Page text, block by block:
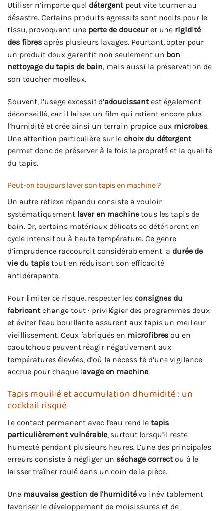
Utiliser n’importe quel détergentpeut vite tourner au
désastre. Certains produits agressifs sont nocifs pour le
tissu, provoquant une perte de douceuret une rigidité
des fibres après plusieurs lavages. Pourtant, opter pour
un produit doux garantit non seulement un bon
nettoyage du tapis de bain, mais aussi la préservation de
son toucher moelleux.
Souvent, l’usage excessif d’adoucissantest également
déconseillé, car il laisse un film qui retient encore plus
l’humidité et crée ainsi un terrain propice aux microbes.
Une attention particulière sur le choix du détergent
permet donc de préserver à la fois la propreté et la qualité
du tapis.
Peut-on toujours laver son tapis en machine ?
Un autre réflexe répandu consiste à vouloir
systématiquement laver en machine tous les tapis de
bain. Or, certains matériaux délicats se détériorent en
cycle intensif ou à haute température. Ce genre
d’imprudence raccourcit considérablement la durée de
vie du tapis tout en réduisant son efficacité
antidérapante.
Pour limiter ce risque, respecter les consignes du
fabricant change tout : privilégier des programmes doux
et éviter l’eau bouillante assurent aux tapis un meilleur
vieillissement. Ceux fabriqués en microfibres ou en
caoutchouc peuvent réagir négativement aux
températures élevées, d’où la nécessité d’une vigilance
accrue pour chaque lavage en machine.
Tapis mouillé et accumulation d’humidité : un
cocktail risqué
Le contact permanent avec l’eau rend le tapis
particulièrement vulnérable, surtout lorsqu’il reste
humecté pendant plusieurs heures. L’une des principales
erreurs consiste à négliger un séchage correctou à le
laisser traîner roulé dans un coin de la pièce.
Une mauvaise gestion de l’humidité va inévitablement
favoriser le développement de moisissures et de